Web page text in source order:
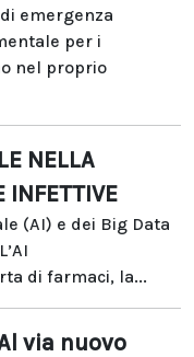
emergenza
per i
nel proprio
NELLA
INFETTIVE
(AI) e dei Big Data
di farmaci, la...
via nuovo